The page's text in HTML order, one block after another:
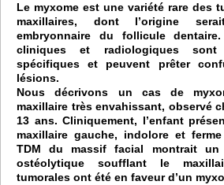
Le myxome est une variété rare des
maxillaires, dont l’origine
embryonnaire du follicule
cliniques et radiologiques
spécifiques et peuvent prêter
lésions.
Nous décrivons un cas de
maxillaire très envahissant, observé
13 ans. Cliniquement, l’enfant
maxillaire gauche, indolore et
TDM du massif facial montrait un
ostéolytique soufflant le
tumorales ont été en faveur d’un